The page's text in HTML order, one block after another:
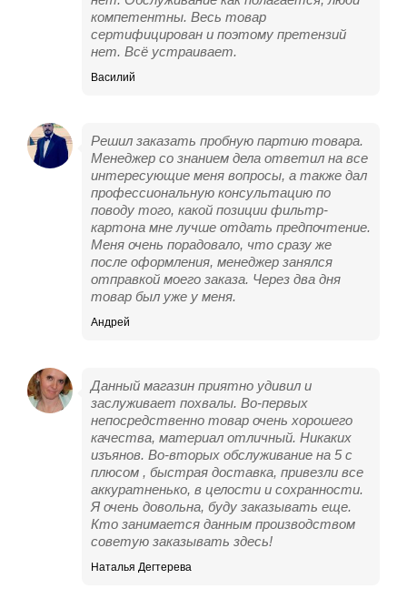
компетентны. Весь товар
сертифицирован и поэтому претензий
нет. Всё устраивает.
Василий
Решил заказать пробную партию товара.
Менеджер со знанием дела ответил на все
интересующие меня вопросы, а также дал
профессиональную консультацию по
поводу того, какой позиции фильтр-
картона мне лучше отдать предпочтение.
Меня очень порадовало, что сразу же
после оформления, менеджер занялся
отправкой моего заказа. Через два дня
товар был уже у меня.
Андрей
Данный магазин приятно удивил и
заслуживает похвалы. Во-первых
непосредственно товар очень хорошего
качества, материал отличный. Никаких
изъянов. Во-вторых обслуживание на 5 с
плюсом , быстрая доставка, привезли все
аккуратненько, в целости и сохранности.
Я очень довольна, буду заказывать еще.
Кто занимается данным производством
советую заказывать здесь!
Наталья Дегтерева